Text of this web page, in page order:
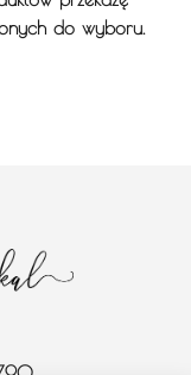
do wyboru.